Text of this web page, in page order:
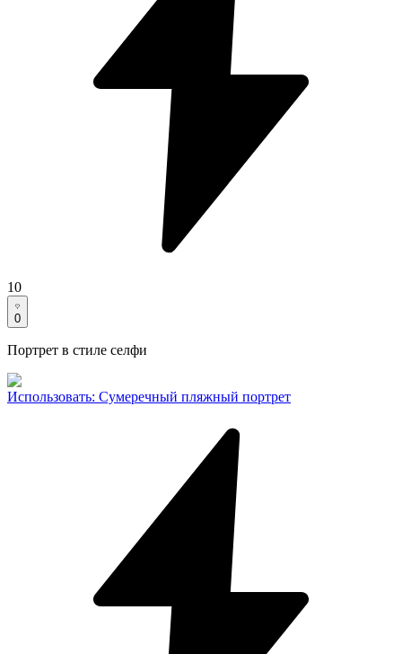
10
0
Портрет в стиле селфи
Использовать: Сумеречный пляжный портрет